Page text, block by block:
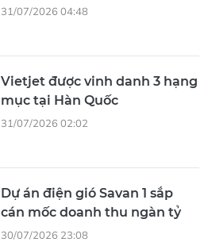
31/07/2026 04:48
Vietjet được vinh danh 3 hạng
mục tại Hàn Quốc
31/07/2026 02:02
Dự án điện gió Savan 1 sắp
cán mốc doanh thu ngàn tỷ
30/07/2026 23:08